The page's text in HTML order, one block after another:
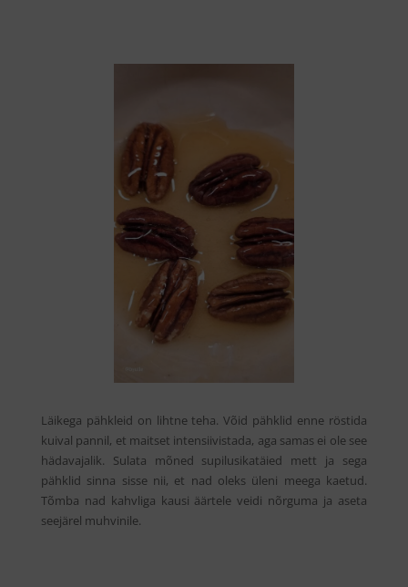
Läikega pähkleid on lihtne teha. Võid pähklid enne röstida
kuival pannil, et maitset intensiivistada, aga samas ei ole see
hädavajalik. Sulata mõned supilusikatäied mett ja sega
pähklid sinna sisse nii, et nad oleks üleni meega kaetud.
Tõmba nad kahvliga kausi äärtele veidi nõrguma ja aseta
seejärel muhvinile.